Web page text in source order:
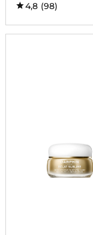
4,8 (98)